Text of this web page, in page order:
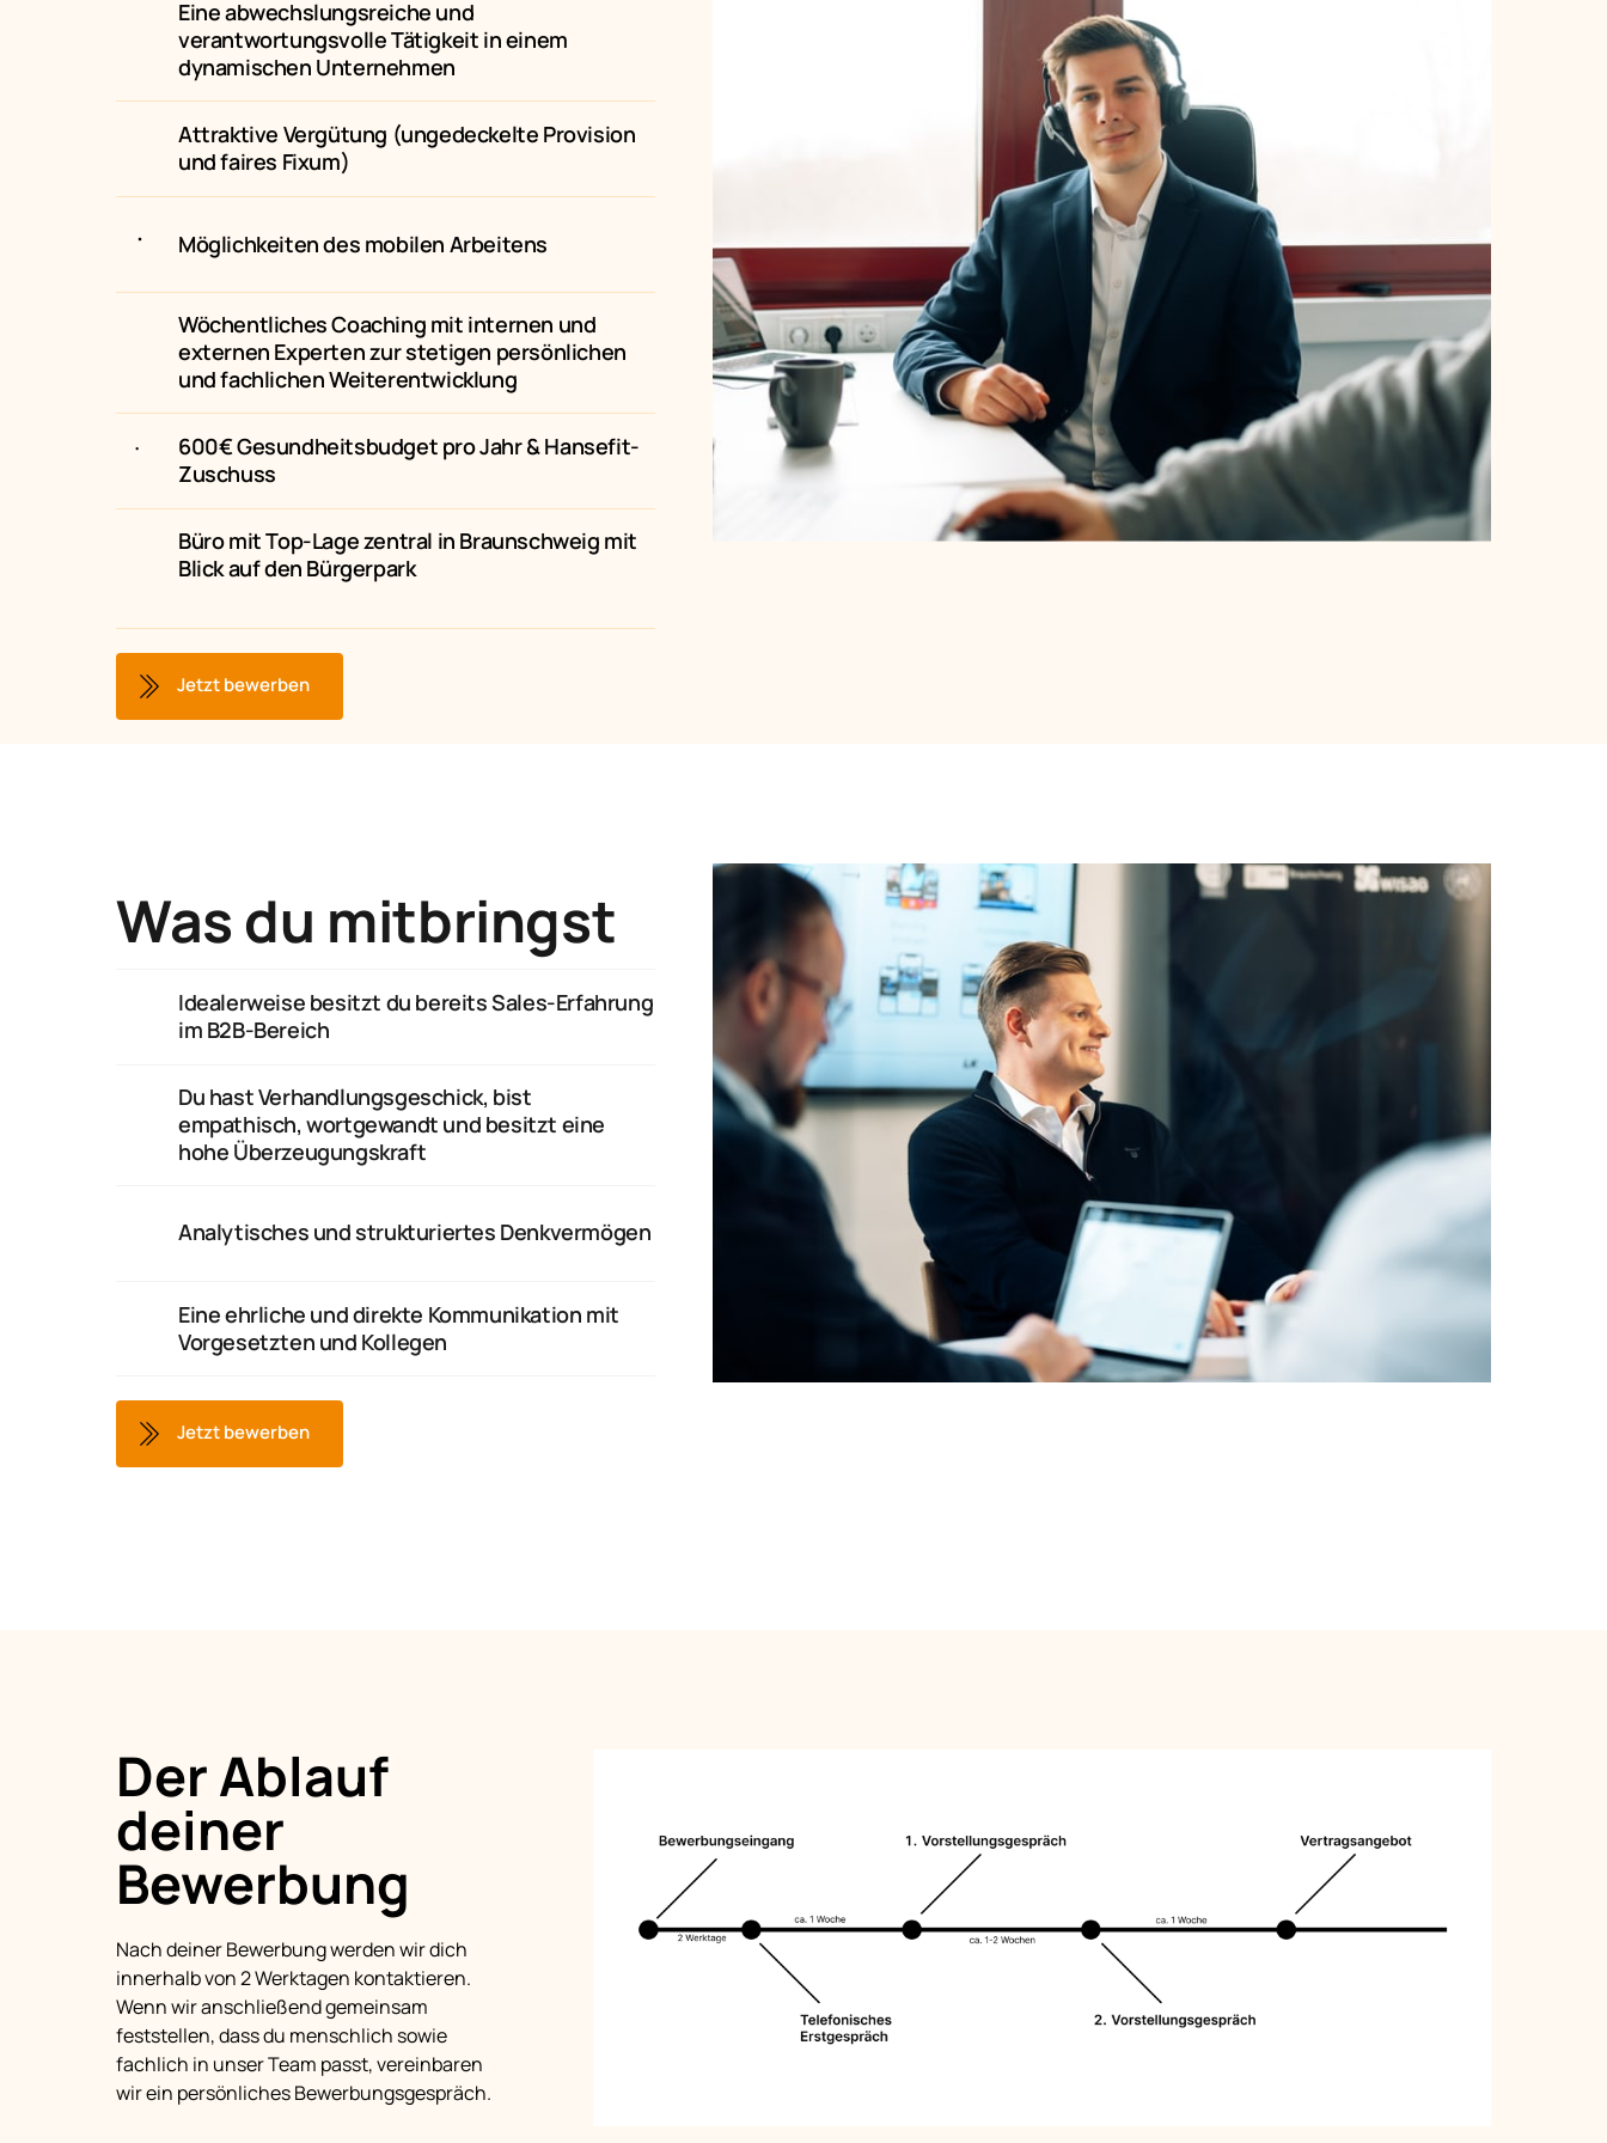
Eine abwechslungsreiche und
verantwortungsvolle Tätigkeit in einem
dynamischen Unternehmen
Attraktive Vergütung (ungedeckelte Provision
und faires Fixum)
Möglichkeiten des mobilen Arbeitens
Wöchentliches Coaching mit internen und
externen Experten zur stetigen persönlichen
und fachlichen Weiterentwicklung
600€ Gesundheitsbudget pro Jahr & Hansefit-
Zuschuss
Büro mit Top-Lage zentral in Braunschweig mit
Blick auf den Bürgerpark
Jetzt bewerben
Was du mitbringst
Idealerweise besitzt du bereits Sales-Erfahrung
im B2B-Bereich
Du hast Verhandlungsgeschick, bist
empathisch, wortgewandt und besitzt eine
hohe Überzeugungskraft
Analytisches und strukturiertes Denkvermögen
Eine ehrliche und direkte Kommunikation mit
Vorgesetzten und Kollegen
Jetzt bewerben
Der Ablauf
deiner
Bewerbung
Nach deiner Bewerbung werden wir dich
innerhalb von 2 Werktagen kontaktieren.
Wenn wir anschließend gemeinsam
feststellen, dass du menschlich sowie
fachlich in unser Team passt, vereinbaren